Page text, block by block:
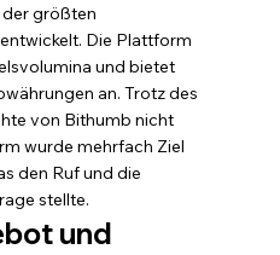
der größten
Die Plattform
und bietet
an. Trotz des
von Bithumb nicht
wurde mehrfach Ziel
den Ruf und die
stellte.
und